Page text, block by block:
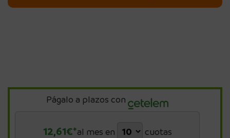
Págalo a plazos con
12,61€*al mes en cuotas